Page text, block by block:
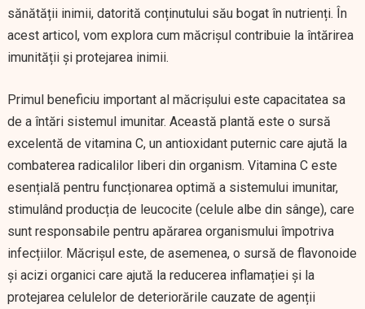
sănătății inimii, datorită conținutului său bogat în nutrienți. În
acest articol, vom explora cum măcrișul contribuie la întărirea
imunității și protejarea inimii.
Primul beneficiu important al măcrișului este capacitatea sa
de a întări sistemul imunitar. Această plantă este o sursă
excelentă de vitamina C, un antioxidant puternic care ajută la
combaterea radicalilor liberi din organism. Vitamina C este
esențială pentru funcționarea optimă a sistemului imunitar,
stimulând producția de leucocite (celule albe din sânge), care
sunt responsabile pentru apărarea organismului împotriva
infecțiilor. Măcrișul este, de asemenea, o sursă de flavonoide
și acizi organici care ajută la reducerea inflamației și la
protejarea celulelor de deteriorările cauzate de agenții